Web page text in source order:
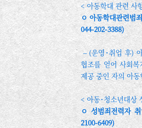
< 아동학대 관련 사
ㅇ 아동학대관련범
044-202-3388)
‒ (운영･취업 후)
협조를 얻어 사회
제공 중인 자의 아
< 아동･청소년대상
ㅇ 성범죄전력자
2100-6409)